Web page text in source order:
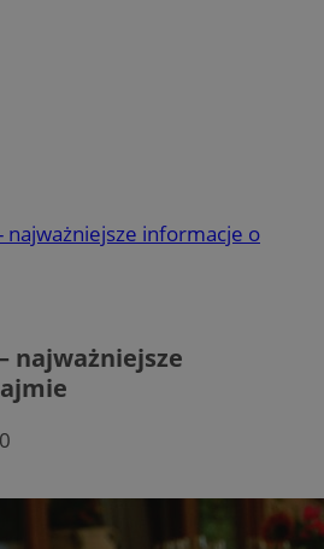
najważniejsze informacje o
najważniejsze